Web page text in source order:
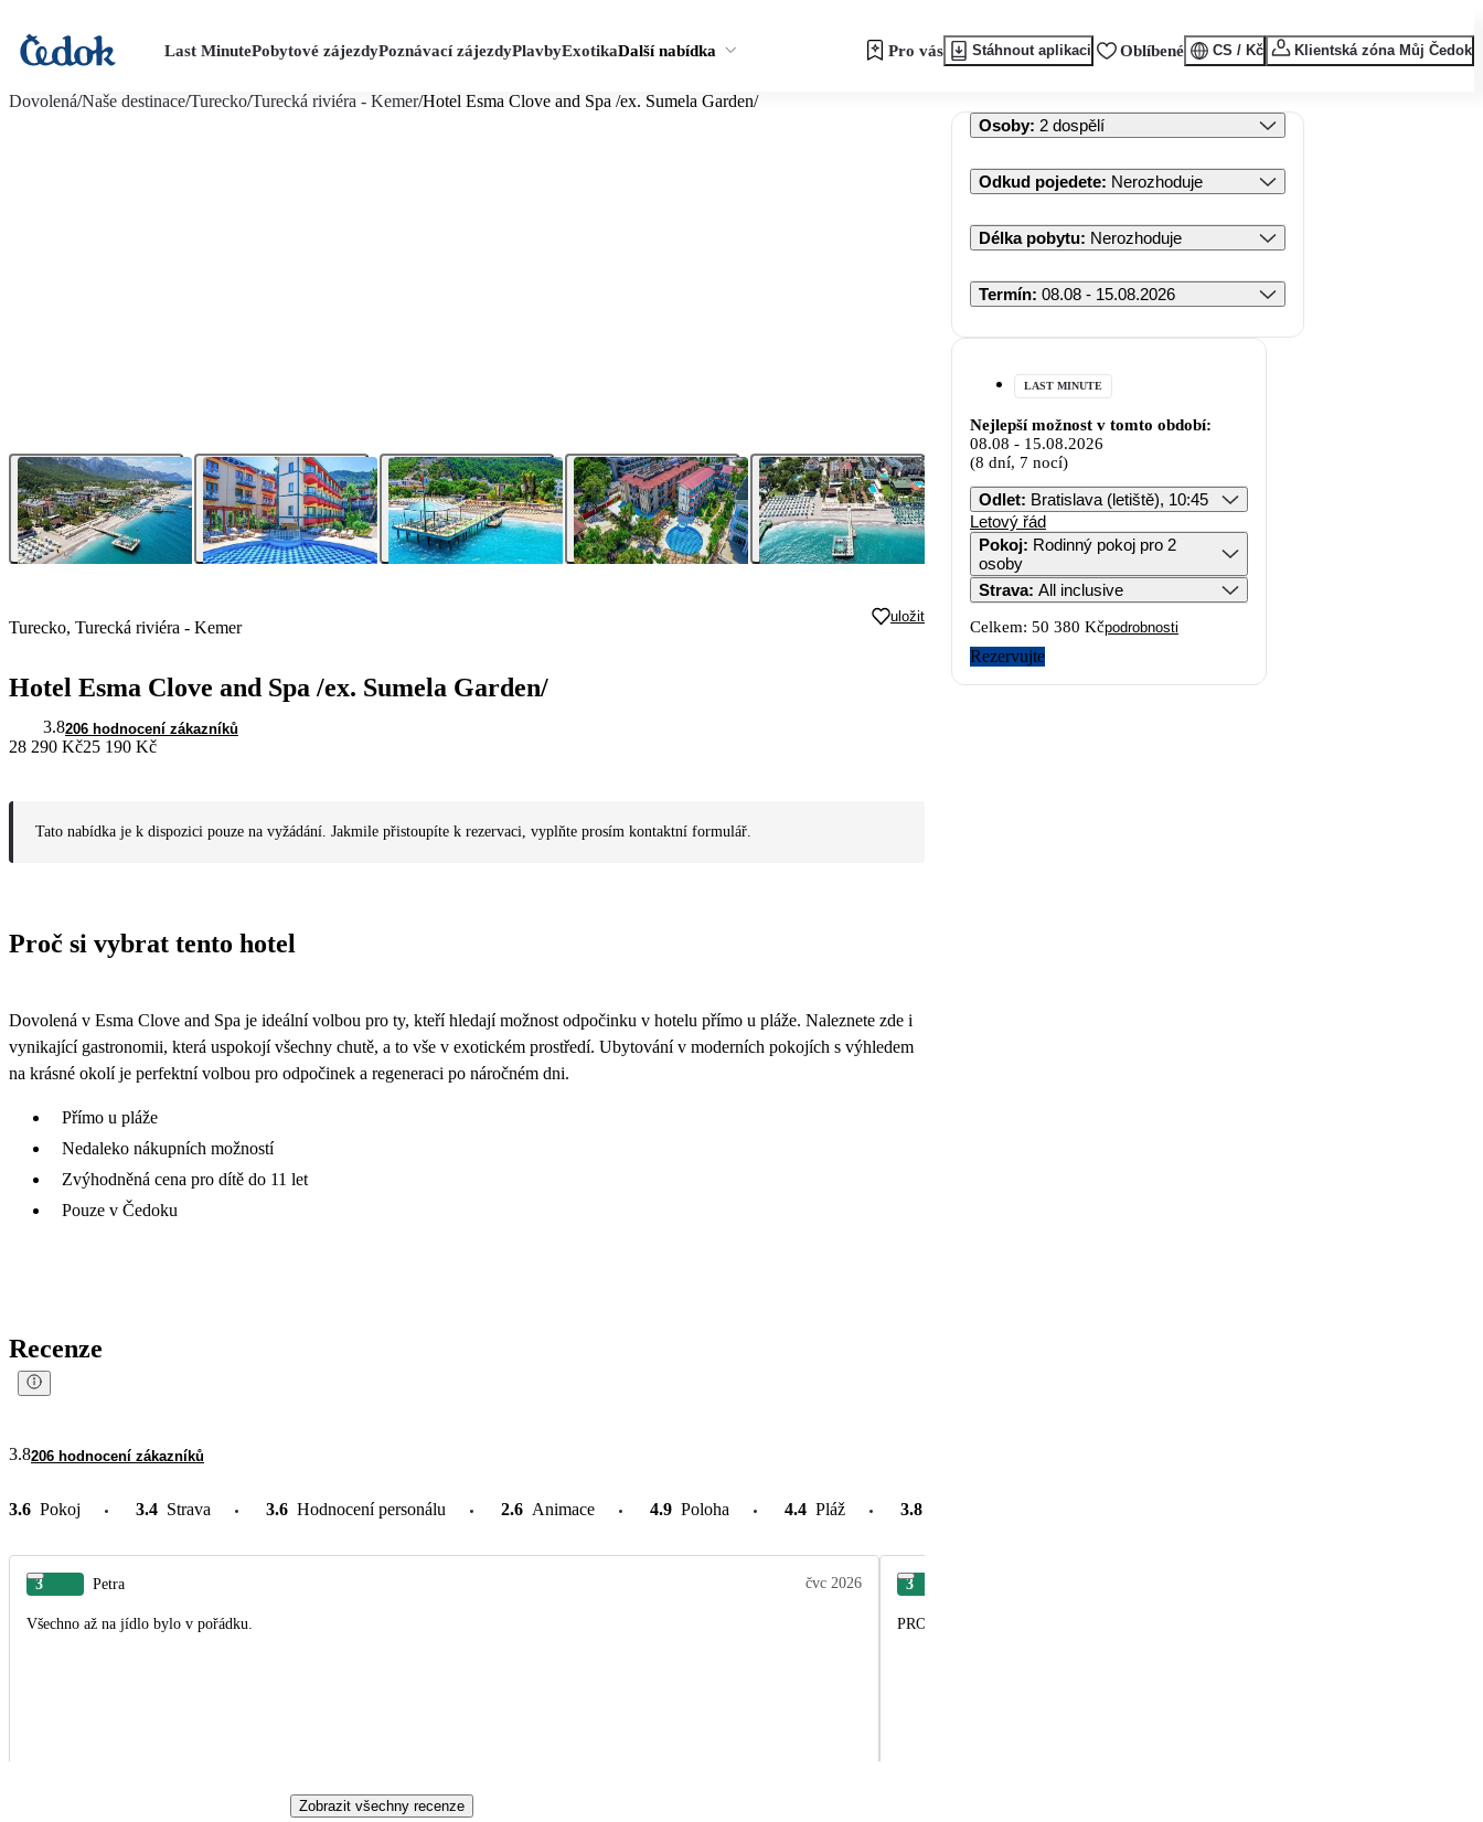
Last MinutePobytové zájezdyPoznávací zájezdyPlavbyExotikaDalší nabídka Pro vás Stáhnout aplikaci Oblíbené CS / Kč Klientská zóna Můj Čedok
Dovolená/Naše destinace/Turecko/Turecká riviéra - Kemer/Hotel Esma Clove and Spa /ex. Sumela Garden/
Turecko, Turecká riviéra - Kemer
uložit
Hotel Esma Clove and Spa /ex. Sumela Garden/
3.8206 hodnocení zákazníků
28 290 Kč25 190 Kč
Tato nabídka je k dispozici pouze na vyžádání. Jakmile přistoupíte k rezervaci, vyplňte prosím kontaktní formulář.
Proč si vybrat tento hotel
Dovolená v Esma Clove and Spa je ideální volbou pro ty, kteří hledají možnost odpočinku v hotelu přímo u pláže. Naleznete zde i
vynikající gastronomii, která uspokojí všechny chutě, a to vše v exotickém prostředí. Ubytování v moderních pokojích s výhledem
na krásné okolí je perfektní volbou pro odpočinek a regeneraci po náročném dni.
Přímo u pláže
Nedaleko nákupních možností
Zvýhodněná cena pro dítě do 11 let
Pouze v Čedoku
Recenze
3.8206 hodnocení zákazníků
3.6 Pokoj 3.4 Strava 3.6 Hodnocení personálu 2.6 Animace 4.9 Poloha 4.4 Pláž 3.8
3 Petra čvc 2026
Všechno až na jídlo bylo v pořádku.
3
PRO NENÁROČNÉ
Zobrazit všechny recenze
Osoby: 2 dospělí
Odkud pojedete: Nerozhoduje
Délka pobytu: Nerozhoduje
Termín: 08.08 - 15.08.2026
LAST MINUTE
Nejlepší možnost v tomto období:
08.08 - 15.08.2026
(8 dní, 7 nocí)
Odlet: Bratislava (letiště), 10:45
Letový řád
Pokoj: Rodinný pokoj pro 2
osoby
Strava: All inclusive
Celkem: 50 380 Kčpodrobnosti
Rezervujte